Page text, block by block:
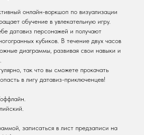
онлайн-воркшоп по визуализации
обучение в увлекательную игру.
датавиз персонажей и получают
кубиков. В течение двух часов
диаграммы, развивая свои навыки и
так что вы сможете прокачать
в лигу датавиз-приключенцев!
записаться в лист предзаписи на